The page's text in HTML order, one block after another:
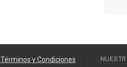
Términos y Condiciones